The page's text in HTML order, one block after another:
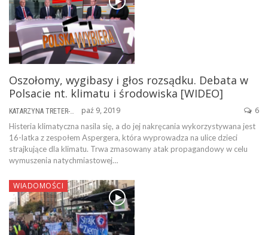
Oszołomy, wygibasy i głos rozsądku. Debata w
Polsacie nt. klimatu i środowiska [WIDEO]
KATARZYNA TRETER-SIERPIŃSKA paź 9, 2019 6
Histeria klimatyczna nasila się, a do jej nakręcania wykorzystywana jest
16-latka z zespołem Aspergera, która wyprowadza na ulice dzieci
strajkujące dla klimatu. Trwa zmasowany atak propagandowy w celu
wymuszenia natychmiastowej…
WIADOMOŚCI